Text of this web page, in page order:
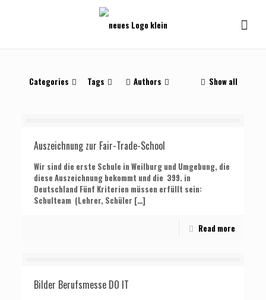
Categories Tags Authors Show all
Auszeichnung zur Fair-Trade-School
Wir sind die erste Schule in Weilburg und Umgebung, die
diese Auszeichnung bekommt und die 399. in
Deutschland Fünf Kriterien müssen erfüllt sein:
Schulteam (Lehrer, Schüler […]
Read more
Bilder Berufsmesse DO IT